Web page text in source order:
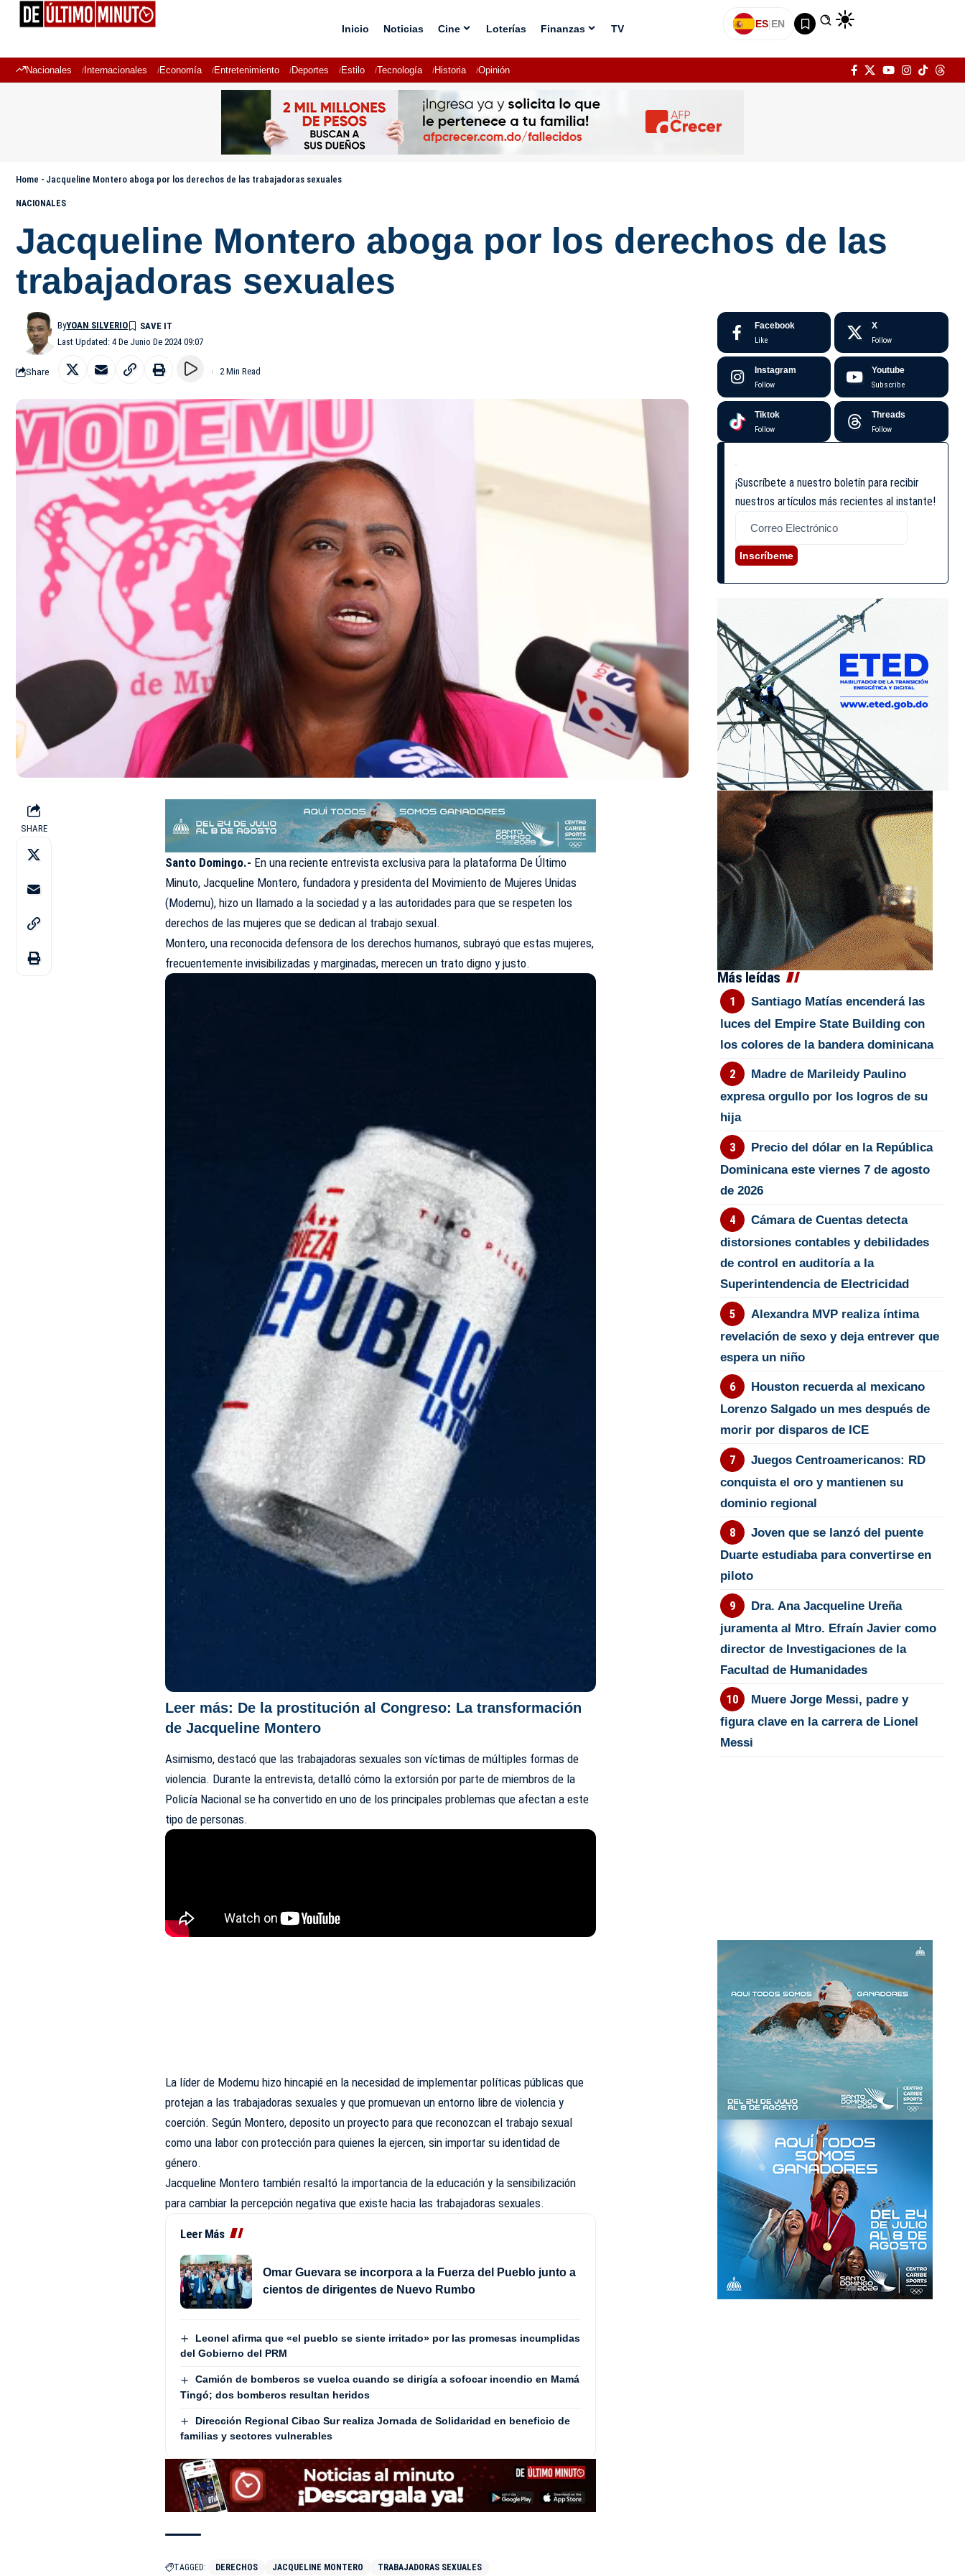
Inicio Noticias Cine Loterías Finanzas TV ES|EN
Nacionales Internacionales Economía Entretenimiento Deportes Estilo Tecnología Historia Opinión
Home - Jacqueline Montero aboga por los derechos de las trabajadoras sexuales
NACIONALES
Jacqueline Montero aboga por los derechos de las
trabajadoras sexuales
Last Updated: 4 De Junio De 2024 09:07
ByYOAN SILVERIO
Share 2 Min Read
SHARE
Santo Domingo.- En una reciente entrevista exclusiva para la plataforma De Último
Minuto, Jacqueline Montero, fundadora y presidenta del Movimiento de Mujeres Unidas
(Modemu), hizo un llamado a la sociedad y a las autoridades para que se respeten los
derechos de las mujeres que se dedican al trabajo sexual.
Montero, una reconocida defensora de los derechos humanos, subrayó que estas mujeres,
frecuentemente invisibilizadas y marginadas, merecen un trato digno y justo.
Leer más: De la prostitución al Congreso: La transformación
de Jacqueline Montero
Asimismo, destacó que las trabajadoras sexuales son víctimas de múltiples formas de
violencia. Durante la entrevista, detalló cómo la extorsión por parte de miembros de la
Policía Nacional se ha convertido en uno de los principales problemas que afectan a este
tipo de personas.
La líder de Modemu hizo hincapié en la necesidad de implementar políticas públicas que
protejan a las trabajadoras sexuales y que promuevan un entorno libre de violencia y
coerción. Según Montero, deposito un proyecto para que reconozcan el trabajo sexual
como una labor con protección para quienes la ejercen, sin importar su identidad de
género.
Jacqueline Montero también resaltó la importancia de la educación y la sensibilización
para cambiar la percepción negativa que existe hacia las trabajadoras sexuales.
Leer Más
Omar Guevara se incorpora a la Fuerza del Pueblo junto a
cientos de dirigentes de Nuevo Rumbo
Leonel afirma que «el pueblo se siente irritado» por las promesas incumplidas
del Gobierno del PRM
Camión de bomberos se vuelca cuando se dirigía a sofocar incendio en Mamá
Tingó; dos bomberos resultan heridos
Dirección Regional Cibao Sur realiza Jornada de Solidaridad en beneficio de
familias y sectores vulnerables
TAGGED: DERECHOS JACQUELINE MONTERO TRABAJADORAS SEXUALES
Facebook
Like
X
Follow
Instagram
Follow
Youtube
Subscribe
Tiktok
Follow
Threads
Follow
¡Suscríbete a nuestro boletín para recibir
nuestros artículos más recientes al instante!
Inscríbeme
Más leídas
Santiago Matías encenderá las
luces del Empire State Building con
los colores de la bandera dominicana
Madre de Marileidy Paulino
expresa orgullo por los logros de su
hija
Precio del dólar en la República
Dominicana este viernes 7 de agosto
de 2026
Cámara de Cuentas detecta
distorsiones contables y debilidades
de control en auditoría a la
Superintendencia de Electricidad
Alexandra MVP realiza íntima
revelación de sexo y deja entrever que
espera un niño
Houston recuerda al mexicano
Lorenzo Salgado un mes después de
morir por disparos de ICE
Juegos Centroamericanos: RD
conquista el oro y mantienen su
dominio regional
Joven que se lanzó del puente
Duarte estudiaba para convertirse en
piloto
Dra. Ana Jacqueline Ureña
juramenta al Mtro. Efraín Javier como
director de Investigaciones de la
Facultad de Humanidades
Muere Jorge Messi, padre y
figura clave en la carrera de Lionel
Messi